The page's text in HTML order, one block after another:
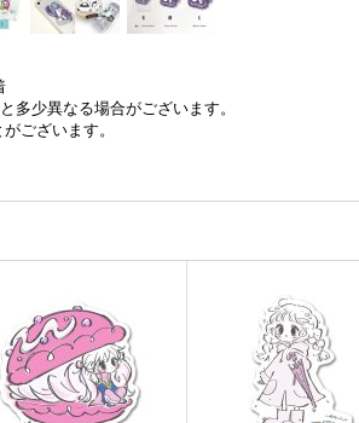
多少異なる場合がございます。
ございます。